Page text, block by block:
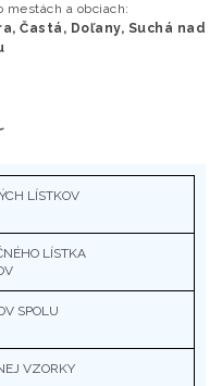
a obciach:
Častá, Doľany, Suchá nad
LÍSTKOV
LÍSTKA
SPOLU
VZORKY